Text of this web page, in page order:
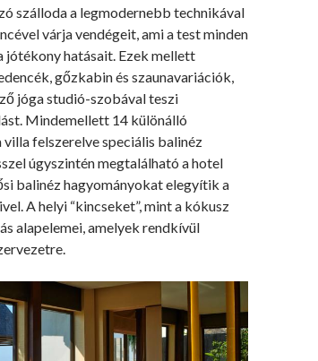
szálloda a legmodernebb technikával
várja vendégeit, ami a test minden
hatásait. Ezek mellett
gőzkabin és szaunavariációk,
jóga studió-szobával teszi
Mindemellett 14 különálló
felszerelve speciális balinéz
úgyszintén megtalálható a hotel
balinéz hagyományokat elegyítik a
A helyi “kincseket”, mint a kókusz
alapelemei, amelyek rendkívül